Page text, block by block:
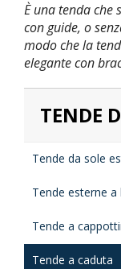
È una tenda che
con guide, o
modo che la
elegante con
TENDE
Tende da sole
Tende esterne a
Tende a
Tende a caduta